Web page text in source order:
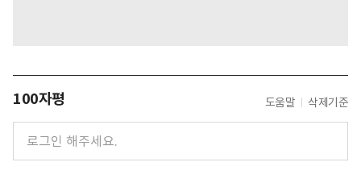
100자평 도움말 삭제기준